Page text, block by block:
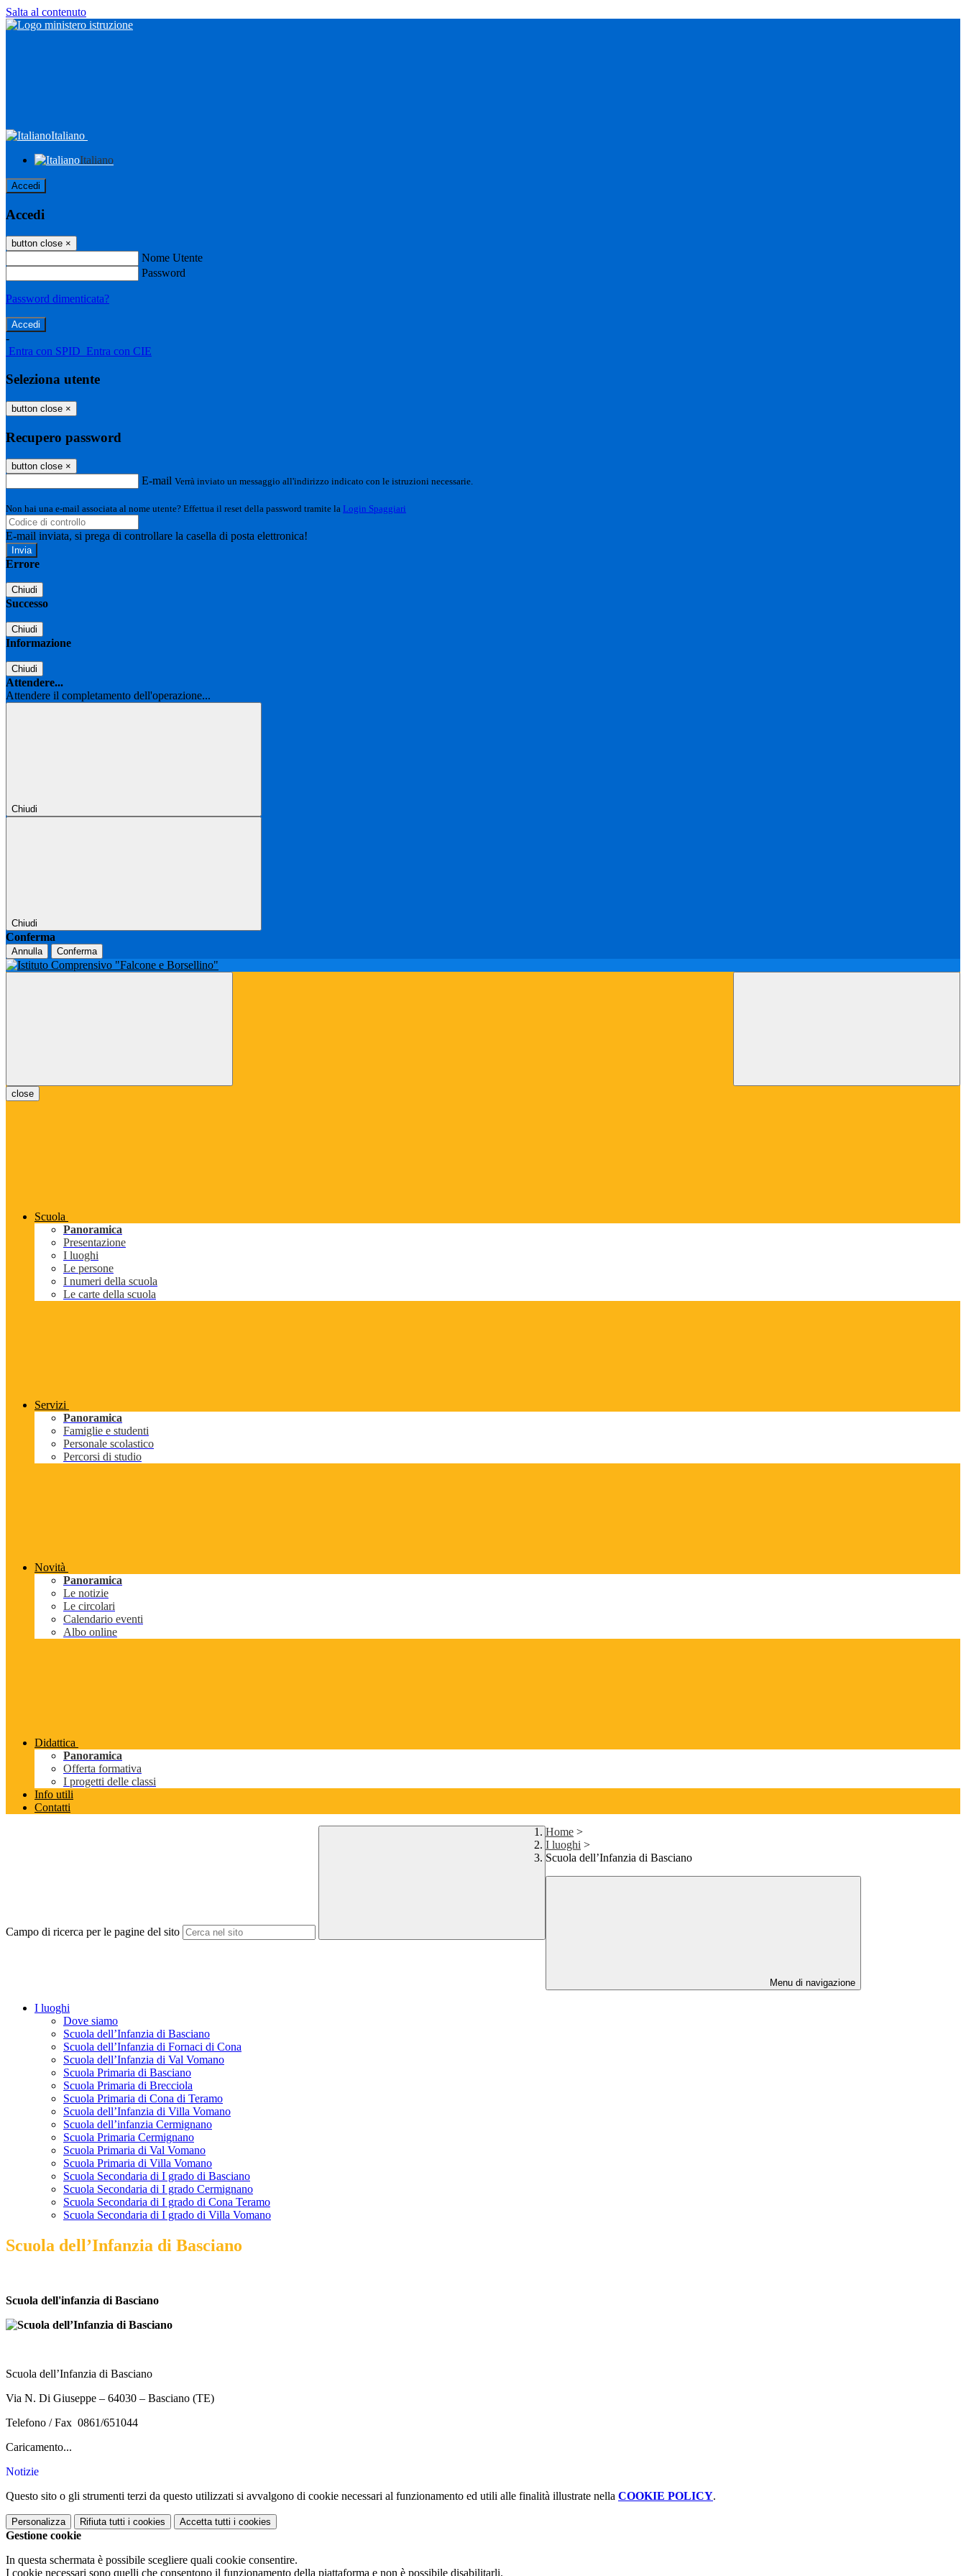
Salta al contenuto
Italiano
Italiano
Accedi
Accedi
button close ×
Nome Utente
Password
Password dimenticata?
-
Entra con SPID Entra con CIE
Seleziona utente
button close ×
Recupero password
button close ×
E-mail Verrà inviato un messaggio all'indirizzo indicato con le istruzioni necessarie.
Non hai una e-mail associata al nome utente? Effettua il reset della password tramite la Login Spaggiari
E-mail inviata, si prega di controllare la casella di posta elettronica!
Errore
Chiudi
Successo
Chiudi
Informazione
Chiudi
Attendere...
Attendere il completamento dell'operazione...
Chiudi
Chiudi
Conferma
Annulla Conferma
close
Scuola
Panoramica
Presentazione
I luoghi
Le persone
I numeri della scuola
Le carte della scuola
Servizi
Panoramica
Famiglie e studenti
Personale scolastico
Percorsi di studio
Novità
Panoramica
Le notizie
Le circolari
Calendario eventi
Albo online
Didattica
Panoramica
Offerta formativa
I progetti delle classi
Info utili
Contatti
Campo di ricerca per le pagine del sito
Home >
I luoghi >
Scuola dell’Infanzia di Basciano
Menu di navigazione
I luoghi
Dove siamo
Scuola dell’Infanzia di Basciano
Scuola dell’Infanzia di Fornaci di Cona
Scuola dell’Infanzia di Val Vomano
Scuola Primaria di Basciano
Scuola Primaria di Brecciola
Scuola Primaria di Cona di Teramo
Scuola dell’Infanzia di Villa Vomano
Scuola dell’infanzia Cermignano
Scuola Primaria Cermignano
Scuola Primaria di Val Vomano
Scuola Primaria di Villa Vomano
Scuola Secondaria di I grado di Basciano
Scuola Secondaria di I grado Cermignano
Scuola Secondaria di I grado di Cona Teramo
Scuola Secondaria di I grado di Villa Vomano
Scuola dell’Infanzia di Basciano
Scuola dell'infanzia di Basciano
Scuola dell’Infanzia di Basciano
Via N. Di Giuseppe – 64030 – Basciano (TE)
Telefono / Fax 0861/651044
Caricamento...
Notizie
Questo sito o gli strumenti terzi da questo utilizzati si avvalgono di cookie necessari al funzionamento ed utili alle finalità illustrate nella COOKIE POLICY.
Personalizza Rifiuta tutti i cookies Accetta tutti i cookies
Gestione cookie
In questa schermata è possibile scegliere quali cookie consentire.
I cookie necessari sono quelli che consentono il funzionamento della piattaforma e non è possibile disabilitarli.